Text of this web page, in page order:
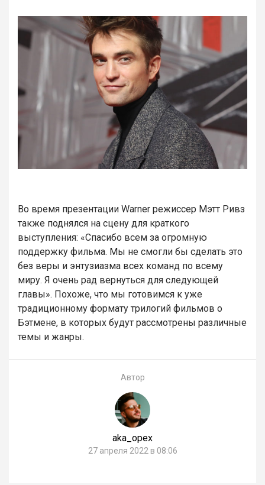
Во время презентации Warner режиссер Мэтт Ривз
также поднялся на сцену для краткого
выступления: «Спасибо всем за огромную
поддержку фильма. Мы не смогли бы сделать это
без веры и энтузиазма всех команд по всему
миру. Я очень рад вернуться для следующей
главы». Похоже, что мы готовимся к уже
традиционному формату трилогий фильмов о
Бэтмене, в которых будут рассмотрены различные
темы и жанры.
Автор
aka_opex
27 апреля 2022 в 08:06